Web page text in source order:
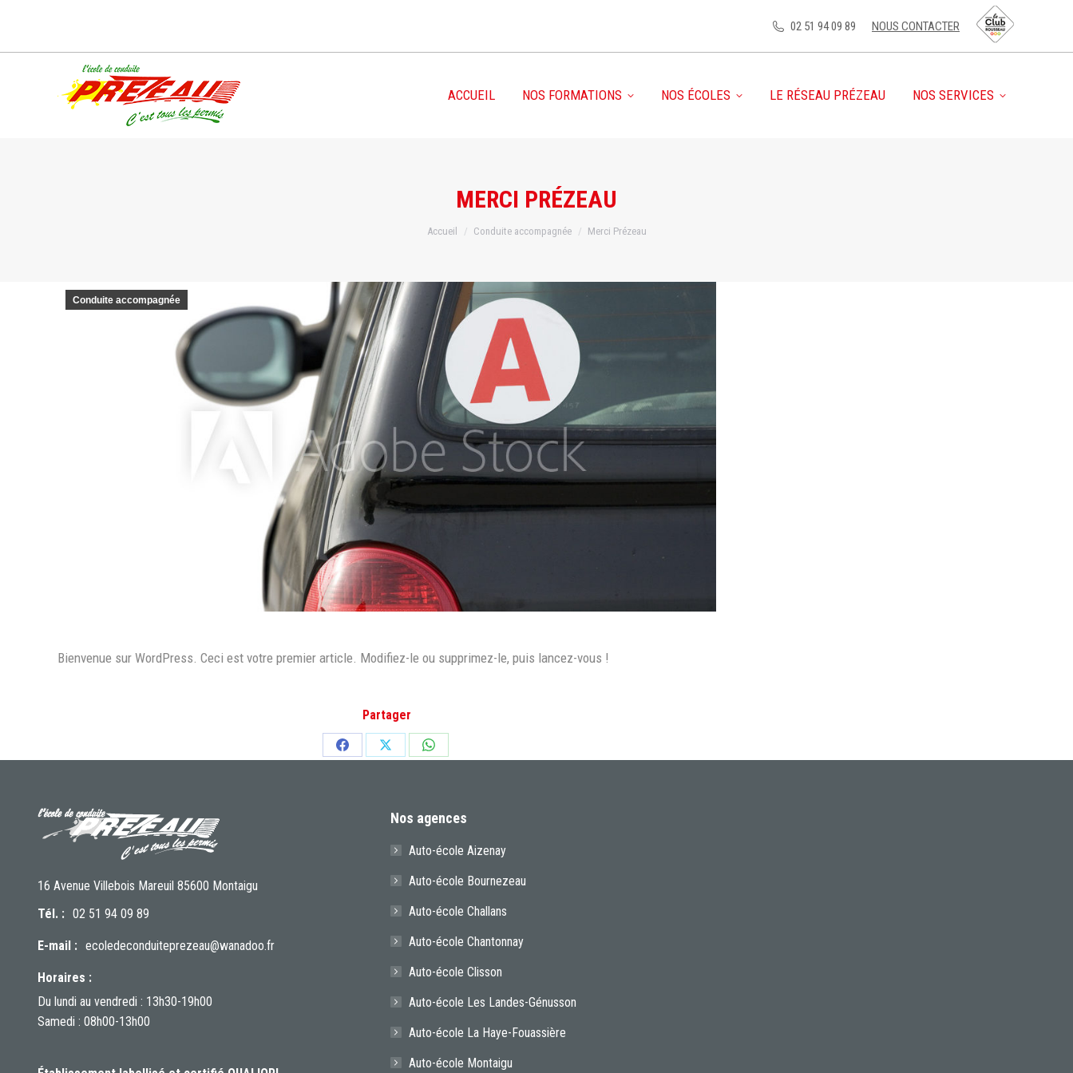
02 51 94 09 89 NOUS CONTACTER
ACCUEIL NOS FORMATIONS NOS ÉCOLES LE RÉSEAU PRÉZEAU NOS SERVICES
MERCI PRÉZEAU
Vous êtes ici :
Accueil Conduite accompagnée Merci Prézeau
Conduite accompagnée
Bienvenue sur WordPress. Ceci est votre premier article. Modifiez-le ou supprimez-le, puis lancez-vous !
Partager
Share
Share
Share
16 Avenue Villebois Mareuil 85600 Montaigu
Tél. : 02 51 94 09 89
E-mail : ecoledeconduiteprezeau@wanadoo.fr
Horaires :
Du lundi au vendredi : 13h30-19h00
Samedi : 08h00-13h00
Nos agences
Auto-école Aizenay
Auto-école Bournezeau
Auto-école Challans
Auto-école Chantonnay
Auto-école Clisson
Auto-école Les Landes-Génusson
Auto-école La Haye-Fouassière
Auto-école Montaigu